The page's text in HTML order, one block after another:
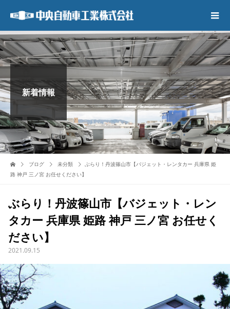
新着情報
ブログ 未分類
ぶらり！丹波篠山市【バジェット・レンタカー 兵庫県 姫
路 神戸 三ノ宮 お任せください】
ぶらり！丹波篠山市【バジェット・レン
タカー 兵庫県 姫路 神戸 三ノ宮 お任せく
ださい】
2021.09.15